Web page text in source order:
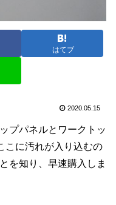
はてブ
2020.05.15
プパネルとワークトッ
こに汚れが入り込むの
を知り、早速購入しま